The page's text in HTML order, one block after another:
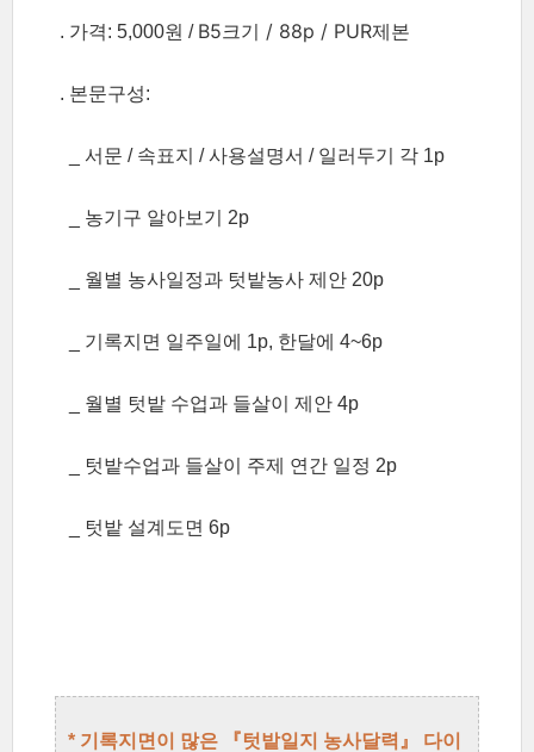
. 가격: 5,000원 / B5크기 / 88p / PUR제본
. 본문구성:
서문 / 속표지 / 사용설명서 / 일러두기 각 1p
농기구 알아보기 2p
월별 농사일정과 텃밭농사 제안 20p
기록지면 일주일에 1p, 한달에 4~6p
월별 텃밭 수업과 들살이 제안 4p
텃밭수업과 들살이 주제 연간 일정 2p
텃밭 설계도면 6p
* 기록지면이 많은 『텃밭일지 농사달력』 다이